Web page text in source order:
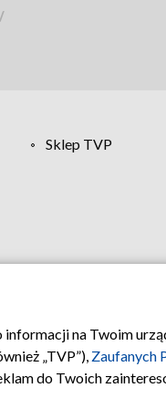
/
Sklep TVP
na Twoim
„TVP”), Zaufanych
do Twoich